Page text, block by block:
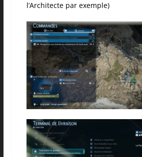
l’Architecte par exemple)